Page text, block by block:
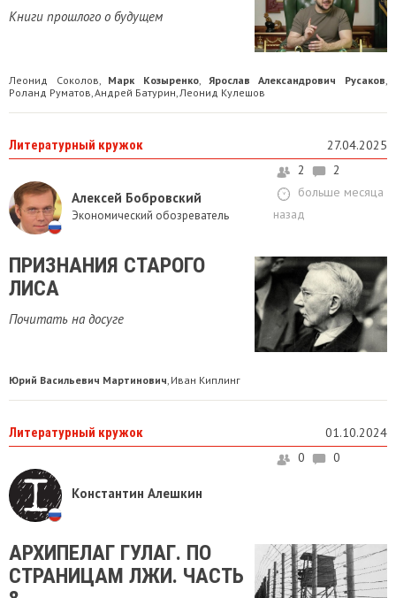
Книги прошлого о будущем
Леонид Соколов Марк Козыренко Ярослав Александрович Русаков
Роланд Руматов Андрей Батурин Леонид Кулешов
Литературный кружок 27.04.2025
Алексей Бобровский
Экономический обозреватель
2
2
больше месяца
назад
ПРИЗНАНИЯ СТАРОГО
ЛИСА
Почитать на досуге
Юрий Васильевич Мартинович, Иван Киплинг
Литературный кружок 01.10.2024
Константин Алешкин
0 0
АРХИПЕЛАГ ГУЛАГ. ПО
СТРАНИЦАМ ЛЖИ. ЧАСТЬ